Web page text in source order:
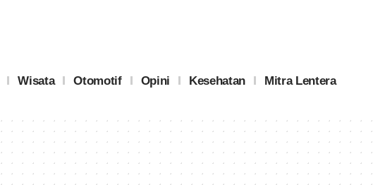
Wisata Otomotif Opini Kesehatan Mitra Lentera